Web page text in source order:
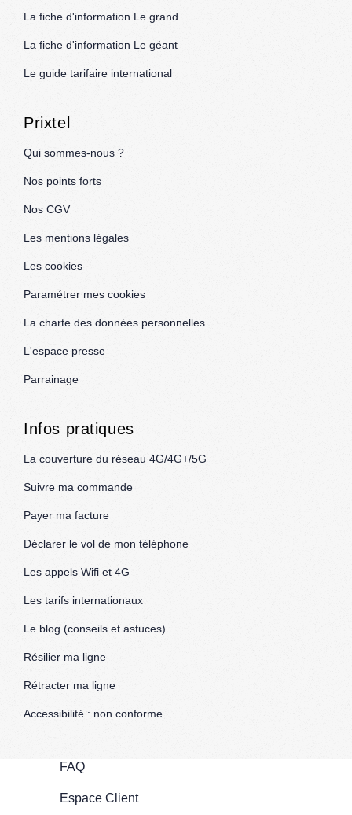
La fiche d'information Le grand
La fiche d'information Le géant
Le guide tarifaire international
Prixtel
Qui sommes-nous ?
Nos points forts
Nos CGV
Les mentions légales
Les cookies
Paramétrer mes cookies
La charte des données personnelles
L'espace presse
Parrainage
Infos pratiques
La couverture du réseau 4G/4G+/5G
Suivre ma commande
Payer ma facture
Déclarer le vol de mon téléphone
Les appels Wifi et 4G
Les tarifs internationaux
Le blog (conseils et astuces)
Résilier ma ligne
Rétracter ma ligne
Accessibilité : non conforme
FAQ
Espace Client